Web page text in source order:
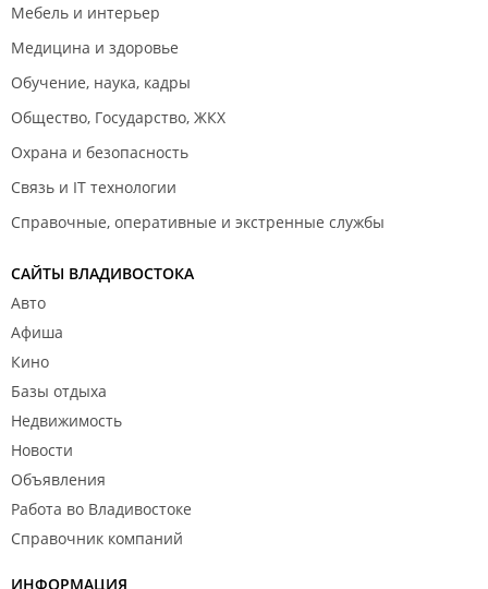
Мебель и интерьер
Медицина и здоровье
Обучение, наука, кадры
Общество, Государство, ЖКХ
Охрана и безопасность
Связь и IT технологии
Справочные, оперативные и экстренные службы
САЙТЫ ВЛАДИВОСТОКА
Авто
Афиша
Кино
Базы отдыха
Недвижимость
Новости
Объявления
Работа во Владивостоке
Справочник компаний
ИНФОРМАЦИЯ